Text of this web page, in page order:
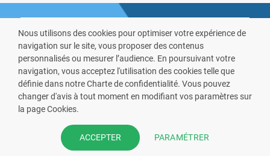
VOUS ÊTES PHARMACIEN ?
Prenez la main sur votre fiche
pharmacie et offrez à vos patient
l’application mobile de votre
Nous utilisons des cookies pour optimiser votre expérience de
navigation sur le site, vous proposer des contenus
personnalisés ou mesurer l’audience. En poursuivant votre
navigation, vous acceptez l'utilisation des cookies telle que
définie dans notre Charte de confidentialité. Vous pouvez
changer d'avis à tout moment en modifiant vos paramètres sur
la page Cookies.
ACCEPTER PARAMÉTRER